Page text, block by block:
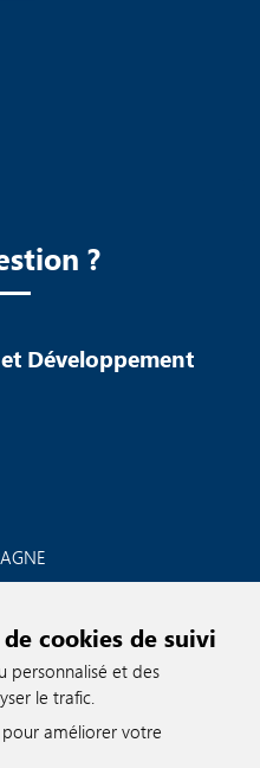
cookies de suivi
personnalisé et des
le trafic.
améliorer votre
?
Développement